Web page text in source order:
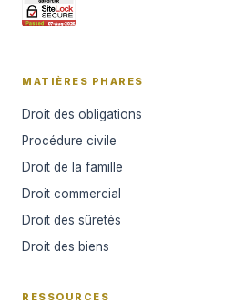
MATIÈRES PHARES
Droit des obligations
Procédure civile
Droit de la famille
Droit commercial
Droit des sûretés
Droit des biens
RESSOURCES